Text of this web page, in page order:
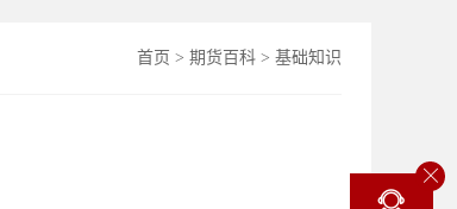
首页 > 期货百科 > 基础知识